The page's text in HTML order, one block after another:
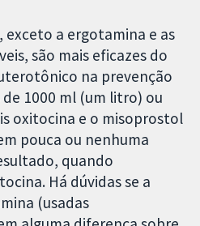
a ergotamina e as
são mais eficazes do
na prevenção
1000 ml (um litro) ou
oxitocina e o misoprostol
pouca ou nenhuma
quando
Há dúvidas se a
(usadas